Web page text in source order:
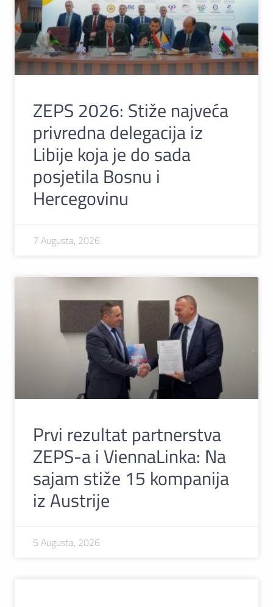
ZEPS 2026: Stiže najveća
privredna delegacija iz
Libije koja je do sada
posjetila Bosnu i
Hercegovinu
7 Augusta, 2026
Prvi rezultat partnerstva
ZEPS-a i ViennaLinka: Na
sajam stiže 15 kompanija
iz Austrije
5 Augusta, 2026